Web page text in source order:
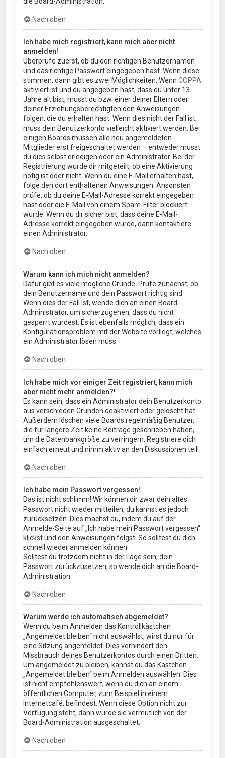
Nach oben
Ich habe mich registriert, kann mich aber nicht
anmelden!
Überprüfe zuerst, ob du den richtigen Benutzernamen
und das richtige Passwort eingegeben hast. Wenn diese
stimmen, dann gibt es zwei Möglichkeiten. WennCOPPA
aktiviert ist und du angegeben hast, dass du unter 13
Jahre alt bist, musst du bzw. einer deiner Eltern oder
deiner Erziehungsberechtigten den Anweisungen
folgen, die du erhalten hast. Wenn dies nicht der Fall ist,
muss dein Benutzerkonto vielleicht aktiviert werden. Bei
einigen Boards müssen alle neu angemeldeten
Mitglieder erst freigeschaltet werden – entweder musst
du dies selbst erledigen oder ein Administrator. Bei der
Registrierung wurde dir mitgeteilt, ob eine Aktivierung
nötig ist oder nicht. Wenn du eine E-Mail erhalten hast,
folge den dort enthaltenen Anweisungen. Ansonsten
prüfe, ob du deine E-Mail-Adresse korrekt eingegeben
hast oder die E-Mail von einem Spam-Filter blockiert
wurde. Wenn du dir sicher bist, dass deine E-Mail-
Adresse korrekt eingegeben wurde, dann kontaktiere
einen Administrator.
Nach oben
Warum kann ich mich nicht anmelden?
Dafür gibt es viele mögliche Gründe. Prüfe zunächst, ob
dein Benutzername und dein Passwort richtig sind.
Wenn dies der Fall ist, wende dich an einen Board-
Administrator, um sicherzugehen, dass du nicht
gesperrt wurdest. Es ist ebenfalls möglich, dass ein
Konfigurationsproblem mit der Website vorliegt, welches
ein Administrator lösen muss.
Nach oben
Ich habe mich vor einiger Zeit registriert, kann mich
aber nicht mehr anmelden?!
Es kann sein, dass ein Administrator dein Benutzerkonto
aus verschieden Gründen deaktiviert oder gelöscht hat.
Außerdem löschen viele Boards regelmäßig Benutzer,
die für längere Zeit keine Beiträge geschrieben haben,
um die Datenbankgröße zu verringern. Registriere dich
einfach erneut und nimm aktiv an den Diskussionen teil!
Nach oben
Ich habe mein Passwort vergessen!
Das ist nicht schlimm! Wir können dir zwar dein altes
Passwort nicht wieder mitteilen, du kannst es jedoch
zurücksetzen. Dies machst du, indem du auf der
Anmelde-Seite auf „Ich habe mein Passwort vergessen“
klickst und den Anweisungen folgst. So solltest du dich
schnell wieder anmelden können.
Solltest du trotzdem nicht in der Lage sein, dein
Passwort zurückzusetzen, so wende dich an die Board-
Administration.
Nach oben
Warum werde ich automatisch abgemeldet?
Wenn du beim Anmelden das Kontrollkästchen
„Angemeldet bleiben“ nicht auswählst, wirst du nur für
eine Sitzung angemeldet. Dies verhindert den
Missbrauch deines Benutzerkontos durch einen Dritten.
Um angemeldet zu bleiben, kannst du das Kästchen
„Angemeldet bleiben“ beim Anmelden auswählen. Dies
ist nicht empfehlenswert, wenn du dich an einem
öffentlichen Computer, zum Beispiel in einem
Internetcafé, befindest. Wenn diese Option nicht zur
Verfügung steht, dann wurde sie vermutlich von der
Board-Administration ausgeschaltet.
Nach oben